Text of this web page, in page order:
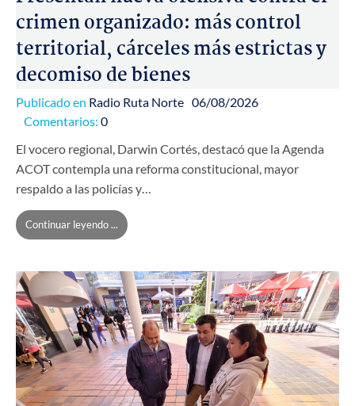
crimen organizado: más control
territorial, cárceles más estrictas y
decomiso de bienes
Publicado en Radio Ruta Norte 06/08/2026
Comentarios: 0
El vocero regional, Darwin Cortés, destacó que la Agenda
ACOT contempla una reforma constitucional, mayor
respaldo a las policías y…
Continuar leyendo ...